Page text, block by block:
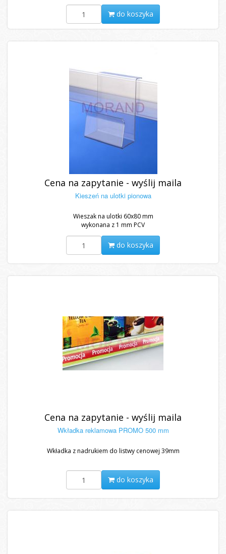
do koszyka
Cena na zapytanie - wyślij maila
Kieszeń na ulotki pionowa
Wieszak na ulotki 60x80 mm
wykonana z 1 mm PCV
do koszyka
Cena na zapytanie - wyślij maila
Wkładka reklamowa PROMO 500 mm
Wkładka z nadrukiem do listwy cenowej 39mm
do koszyka